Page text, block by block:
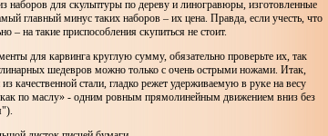
наборов для скульптуры по дереву и линогравюры, изготовленные
главный минус таких наборов – их цена. Правда, если учесть, что
– на такие приспособления скупиться не стоит.
для карвинга круглую сумму, обязательно проверьте их, так
шедевров можно только с очень острыми ножами. Итак,
качественной стали, гладко режет удерживаемую в руке на весу
по маслу» - одним ровным прямолинейным движением вниз без